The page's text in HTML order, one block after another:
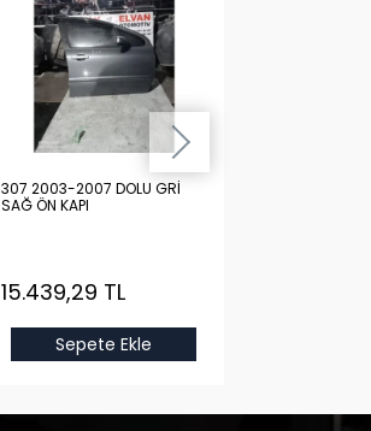
307 2003-2007 DOLU GRİ
SAĞ ÖN KAPI
15.439,29 TL
Sepete Ekle